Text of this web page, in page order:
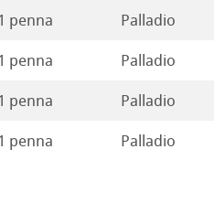
penna Palladio
penna Palladio
penna Palladio
penna Palladio